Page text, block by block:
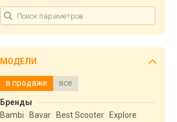
МОДЕЛИ
в продаже все
Бренды
Bambi
Bavar Best Scooter
Explore